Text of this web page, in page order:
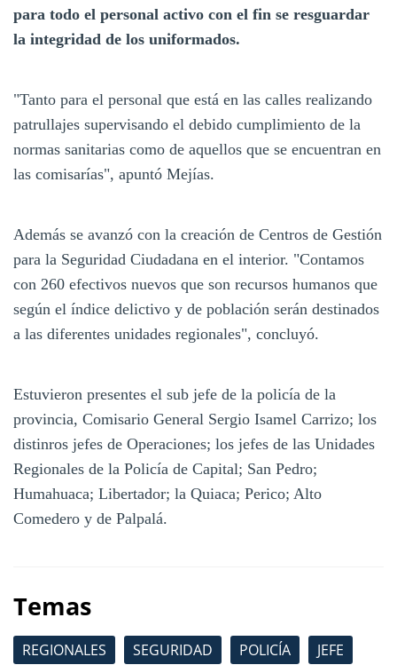
para todo el personal activo con el fin se resguardar
la integridad de los uniformados.
"Tanto para el personal que está en las calles realizando
patrullajes supervisando el debido cumplimiento de la
normas sanitarias como de aquellos que se encuentran en
las comisarías", apuntó Mejías.
Además se avanzó con la creación de Centros de Gestión
para la Seguridad Ciudadana en el interior. "Contamos
con 260 efectivos nuevos que son recursos humanos que
según el índice delictivo y de población serán destinados
a las diferentes unidades regionales", concluyó.
Estuvieron presentes el sub jefe de la policía de la
provincia, Comisario General Sergio Isamel Carrizo; los
distinros jefes de Operaciones; los jefes de las Unidades
Regionales de la Policía de Capital; San Pedro;
Humahuaca; Libertador; la Quiaca; Perico; Alto
Comedero y de Palpalá.
Temas
REGIONALES SEGURIDAD POLICÍA JEFE